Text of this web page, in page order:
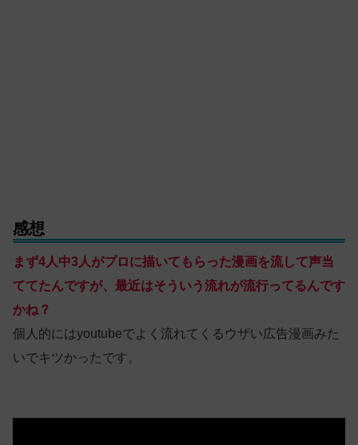
感想
まず4人中3人がプロに描いてもらった漫画を流して声当
ててたんですが、最近はそういう流れが流行ってるんです
かね？
個人的にはyoutubeでよく流れてくるウザい広告漫画みた
いでキツかったです。